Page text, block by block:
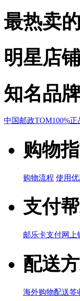
最热卖
明星店
知名品
中国邮政TOM100%
购物
购物流程 使用
支付
邮乐卡支付网上
配送
海外购物配送签